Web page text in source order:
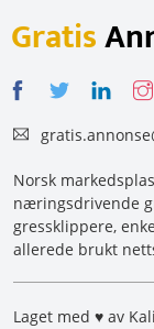
Gratis
Norsk
næringsdrivende
gressklippere,
allerede brukt
Laget med ♥ av